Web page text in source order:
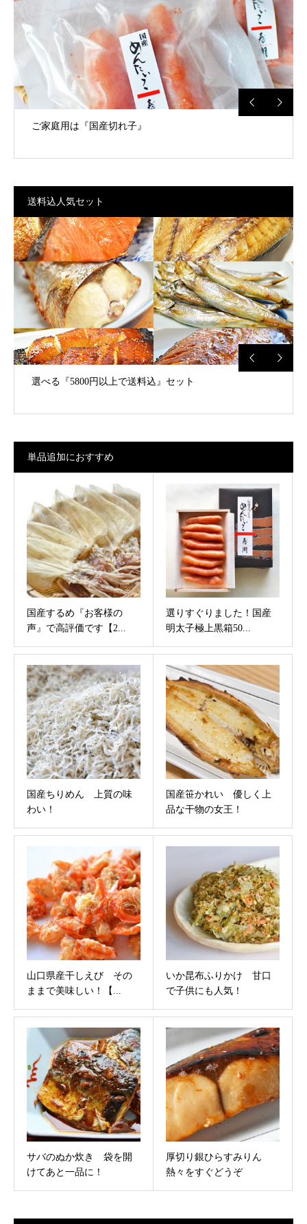
ご家庭用は『国産切れ子』
送料込人気セット
選べる『5800円以上で送料込』セット
単品追加におすすめ
国産するめ『お客様の
声』で高評価です【2...
選りすぐりました！国産
明太子極上黒箱50...
国産ちりめん 上質の味
わい！
国産笹かれい 優しく上
品な干物の女王！
山口県産干しえび その
ままで美味しい！【...
いか昆布ふりかけ 甘口
で子供にも人気！
サバのぬか炊き 袋を開
けてあと一品に！
厚切り銀ひらすみりん
熱々をすぐどうぞ